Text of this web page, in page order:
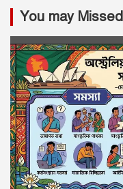
You may Missed